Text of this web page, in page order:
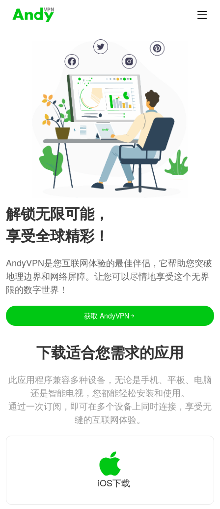
解锁无限可能，
享受全球精彩！
AndyVPN是您互联网体验的最佳伴侣，它帮助您突破
地理边界和网络屏障。让您可以尽情地享受这个无界
限的数字世界！
获取 AndyVPN
下载适合您需求的应用
此应用程序兼容多种设备，无论是手机、平板、电脑
还是智能电视，您都能轻松安装和使用。
通过一次订阅，即可在多个设备上同时连接，享受无
缝的互联网体验。
iOS下载